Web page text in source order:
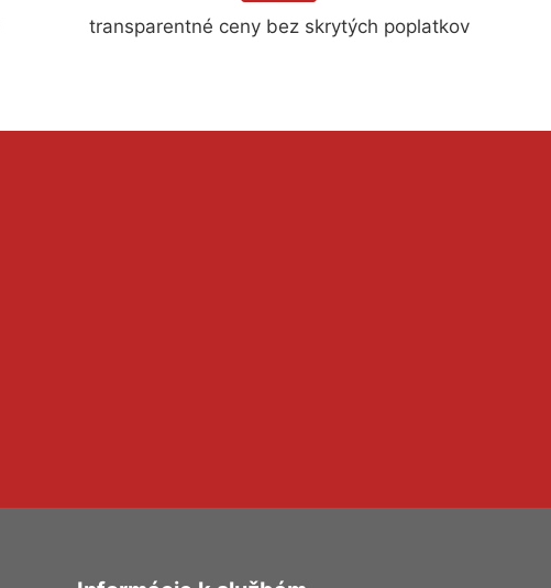
transparentné ceny bez skrytých poplatkov